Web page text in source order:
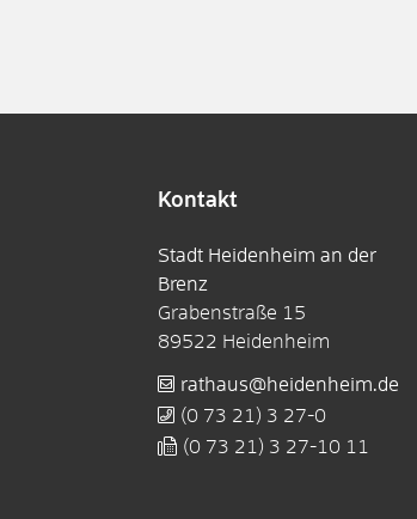
Kontakt
Stadt Heidenheim an der
Brenz
Grabenstraße 15
89522 Heidenheim
rathaus@heidenheim.de
(0 73 21) 3 27-0
(0 73 21) 3 27-10 11